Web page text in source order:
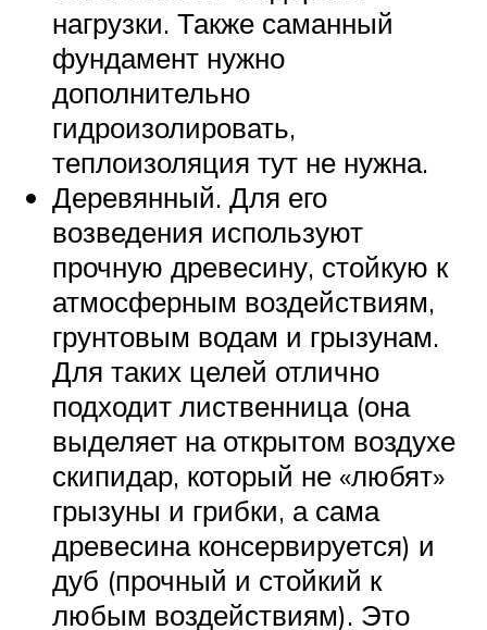
нагрузки. Также саманный
фундамент нужно
дополнительно
гидроизолировать,
теплоизоляция тут не нужна.
Деревянный. Для его
возведения используют
прочную древесину, стойкую к
атмосферным воздействиям,
грунтовым водам и грызунам.
Для таких целей отлично
подходит лиственница (она
выделяет на открытом воздухе
скипидар, который не «любят»
грызуны и грибки, а сама
древесина консервируется) и
дуб (прочный и стойкий к
любым воздействиям). Это